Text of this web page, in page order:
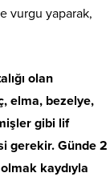
vurgu yaparak,
olan
elma, bezelye,
gibi lif
gerekir. Günde 2
kaydıyla